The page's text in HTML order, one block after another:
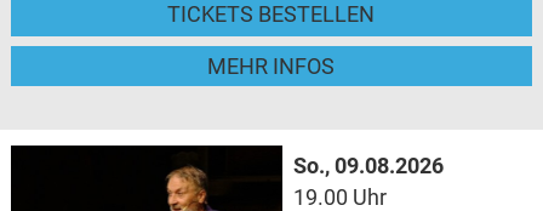
TICKETS BESTELLEN
MEHR INFOS
So., 09.08.2026
19.00 Uhr